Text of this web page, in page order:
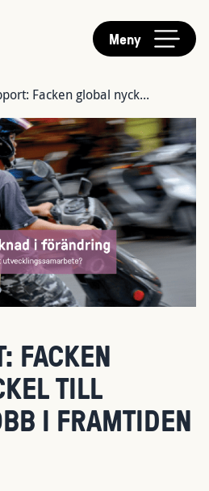
Meny
Facken global nyck...
FACKEN
TILL
I FRAMTIDEN